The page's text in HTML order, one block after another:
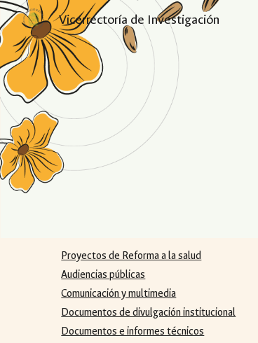
Vicerrectoría de Investigación
Proyectos de Reforma a la salud
Audiencias públicas
Comunicación y multimedia
Documentos de divulgación institucional
Documentos e informes técnicos